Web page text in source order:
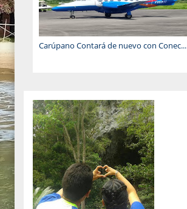
Carúpano Contará de nuevo con Conec...